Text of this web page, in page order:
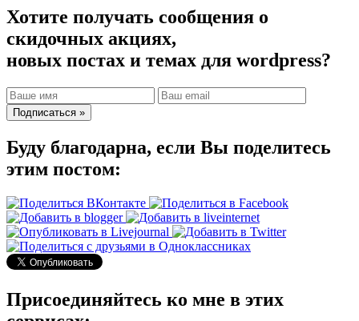
Хотите получать сообщения о
скидочных акциях,
новых постах и темах для wordpress?
Буду благодарна, если Вы поделитесь
этим постом:
Присоединяйтесь ко мне в этих